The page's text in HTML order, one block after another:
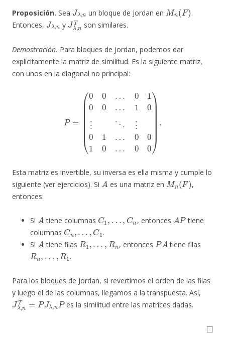
Proposición. Sea
λ
un bloque de Jordan en
Mn (F)
.
Entonces,
Jλ,n
y
Jλ,nT
son similares.
Demostración. Para bloques de Jordan, podemos dar
explícitamente la matriz de similitud. Es la siguiente matriz,
con unos en la diagonal no principal:
0… 0⋮ 1 00
Esta matriz es invertible, su inversa es ella misma y cumple lo
siguiente (ver ejercicios). Si
A
es una matriz en
Mn (F)
,
entonces:
Si
A
tiene columnas
C1 n
, entonces
A P
tiene
columnas
Cn,…,C1
.
Si
A
tiene filas
R1 ,…,R n
, entonces
PA
tiene filas
Rn,…,R1
.
Para los bloques de Jordan, si revertimos el orden de las filas
y luego el de las columnas, llegamos a la transpuesta. Así,
Jλ,nT= PJλ,nP
es la similitud entre las matrices dadas.